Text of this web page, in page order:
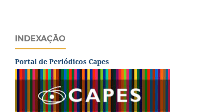
INDEXAÇÃO
Portal de Periódicos Capes